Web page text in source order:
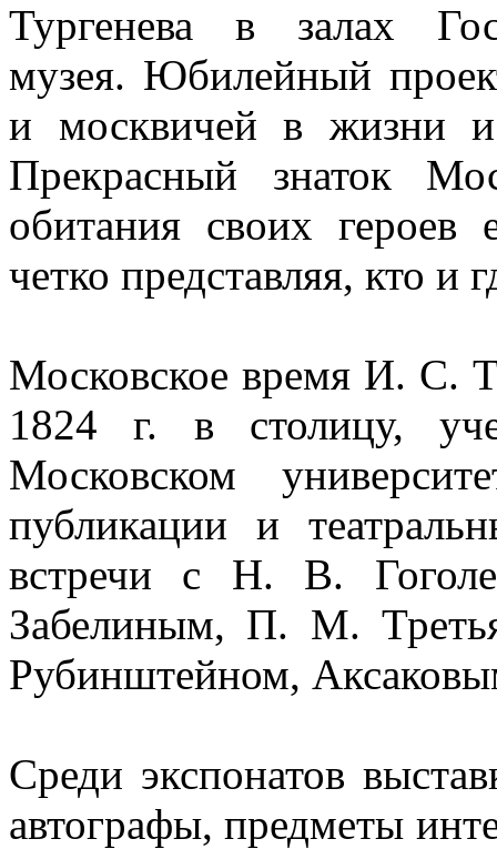
Тургенева в залах
музея. Юбилейный
и москвичей в жизни и
Прекрасный знаток
обитания своих
четко представляя, кто и
Московское время И. С.
1824 г. в столицу,
Московском
публикации и
встречи с Н. В.
Забелиным, П. М.
Рубинштейном,
Среди экспонатов
автографы, предметы